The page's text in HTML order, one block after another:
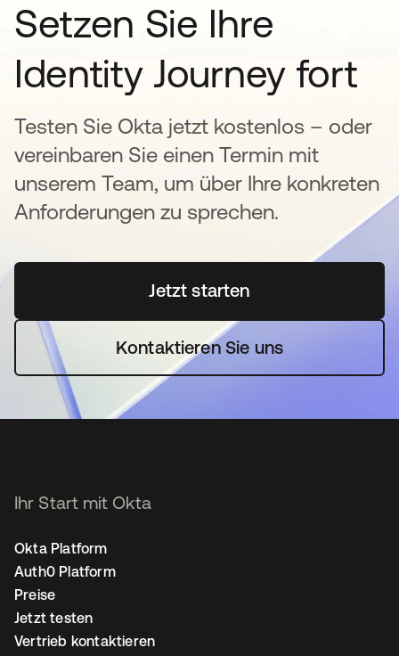
Setzen Sie Ihre
Identity Journey fort
Testen Sie Okta jetzt kostenlos – oder
vereinbaren Sie einen Termin mit
unserem Team, um über Ihre konkreten
Anforderungen zu sprechen.
Jetzt startenwird in einer neuen
Kontaktieren Sie uns
Ihr Start mit Okta
Okta Platform
Auth0 Platform
Preise
Jetzt testen
Vertrieb kontaktieren